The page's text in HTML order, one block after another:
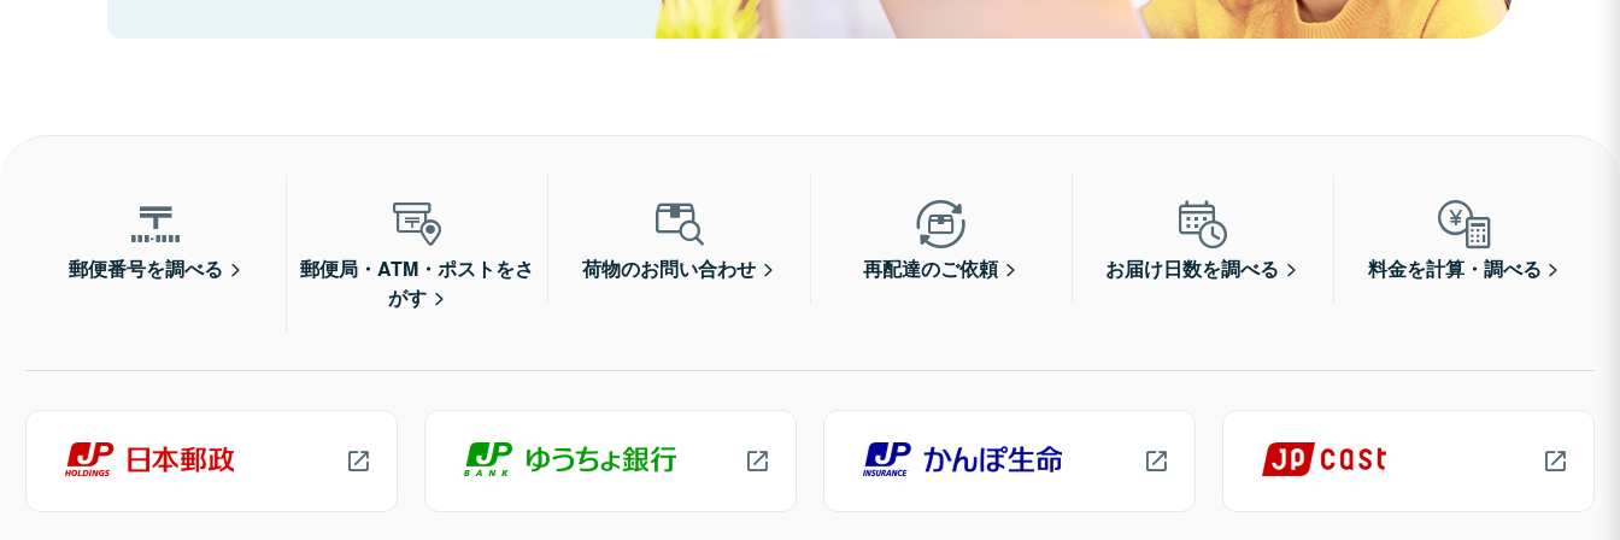
郵便番号を調べる
郵便局・ATM・ポストをさ
がす
荷物のお問い合わせ 再配達のご依頼 お届け日数を調べる 料金を計算・調べる